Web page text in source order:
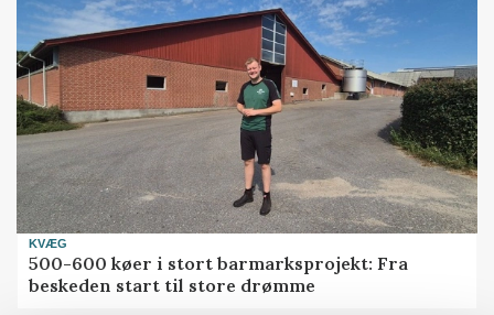
KVÆG
500-600 køer i stort barmarksprojekt: Fra
beskeden start til store drømme